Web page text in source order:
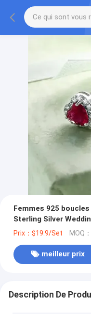
Femmes 925
Sterling Silver
pendant
Prix：$19.9/Set MOQ
meilleur prix
Description De